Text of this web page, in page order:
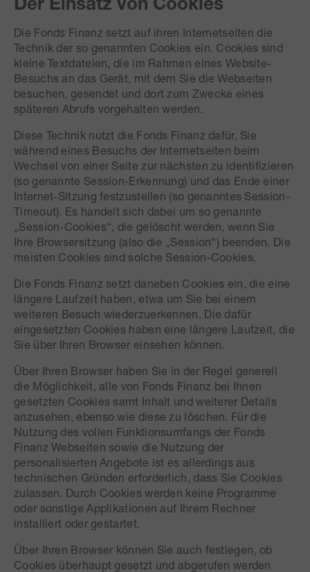
Die Fonds Finanz setzt auf ihren Internetseiten die
Technik der so genannten Cookies ein. Cookies sind
kleine Textdateien, die im Rahmen eines Website-
Besuchs an das Gerät, mit dem Sie die Webseiten
besuchen, gesendet und dort zum Zwecke eines
späteren Abrufs vorgehalten werden.
Diese Technik nutzt die Fonds Finanz dafür, Sie
während eines Besuchs der Internetseiten beim
Wechsel von einer Seite zur nächsten zu identifizieren
(so genannte Session-Erkennung) und das Ende einer
Internet-Sitzung festzustellen (so genanntes Session-
Timeout). Es handelt sich dabei um so genannte
„Session-Cookies“, die gelöscht werden, wenn Sie
Ihre Browsersitzung (also die „Session“) beenden. Die
meisten Cookies sind solche Session-Cookies.
Die Fonds Finanz setzt daneben Cookies ein, die eine
längere Laufzeit haben, etwa um Sie bei einem
weiteren Besuch wiederzuerkennen. Die dafür
eingesetzten Cookies haben eine längere Laufzeit, die
Sie über Ihren Browser einsehen können.
Über Ihren Browser haben Sie in der Regel generell
die Möglichkeit, alle von Fonds Finanz bei Ihnen
gesetzten Cookies samt Inhalt und weiterer Details
anzusehen, ebenso wie diese zu löschen. Für die
Nutzung des vollen Funktionsumfangs der Fonds
Finanz Webseiten sowie die Nutzung der
personalisierten Angebote ist es allerdings aus
technischen Gründen erforderlich, dass Sie Cookies
zulassen. Durch Cookies werden keine Programme
oder sonstige Applikationen auf Ihrem Rechner
installiert oder gestartet.
Über Ihren Browser können Sie auch festlegen, ob
Cookies überhaupt gesetzt und abgerufen werden